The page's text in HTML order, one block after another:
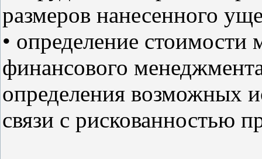
размеров нанесенного
• определение
финансового
определения возможных
связи с рискованностью